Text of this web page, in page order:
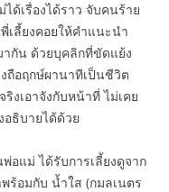
ด้เรื่องได้ราว จับคนร้าย
เลี้ยงคอยให้คำแนะนำ
ากัน ด้วยบุคลิกที่ขัดแย้ง
ถือฤกษ์ผานาทีเป็นชีวิต
งเอาจังกับหน้าที่ ไม่เคย
อธิบายได้ด้วย
อแม่ ได้รับการเลี้ยงดูจาก
ร้อมกับ น้ำใส (กมลเนตร